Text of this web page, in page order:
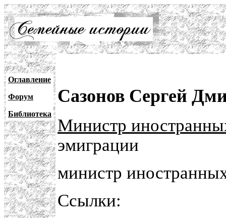
Оглавление
Форум
Библиотека
Сазонов Сергей
Министр
эмиграции
министр
Ссылки: